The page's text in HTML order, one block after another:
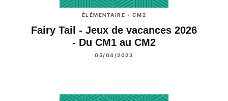
ÉLÉMENTAIRE - CM2
Fairy Tail - Jeux de vacances 2026
- Du CM1 au CM2
05/04/2023